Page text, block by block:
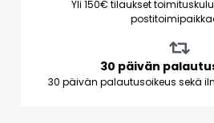
Yli 150€ tilaukset
30 päivän
30 päivän palautusoikeus sekä